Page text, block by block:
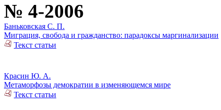
№ 4-2006
Баньковская С. П.
Миграция, свобода и гражданство: парадоксы маргинализации
Текст статьи
Красин Ю. А.
Метаморфозы демократии в изменяющемся мире
Текст статьи